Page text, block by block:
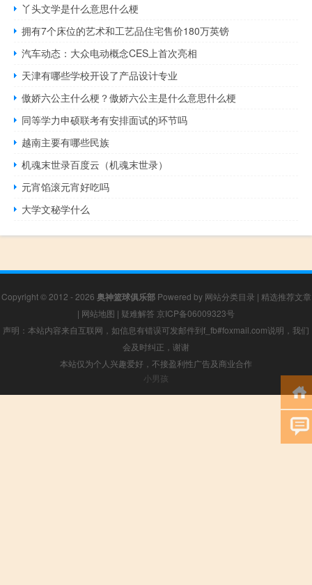
丫头文学是什么意思什么梗
拥有7个床位的艺术和工艺品住宅售价180万英镑
汽车动态：​大众电动概念CES上首次亮相
天津有哪些学校开设了产品设计专业
傲娇六公主什么梗？傲娇六公主是什么意思什么梗
同等学力申硕联考有安排面试的环节吗
越南主要有哪些民族
机魂末世录百度云（机魂末世录）
元宵馅滚元宵好吃吗
大学文秘学什么
Copyright © 2012 - 2026 奥神篮球俱乐部Powered by 网站分类目录 | 精选推荐文章
| 网站地图 | 疑难解答 京ICP备06009323号
声明：本站内容来自互联网，如信息有错误可发邮件到f_fb#foxmail.com说明，我们
会及时纠正，谢谢
本站仅为个人兴趣爱好，不接盈利性广告及商业合作
小男孩